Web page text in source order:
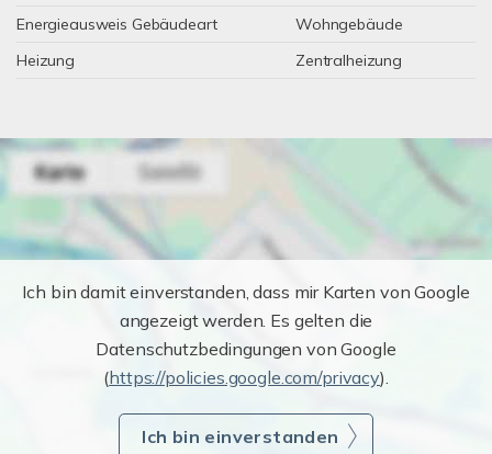
Energieausweis Gebäudeart
Wohngebäude
Heizung
Zentralheizung
Ich bin damit einverstanden, dass mir Karten von Google
angezeigt werden. Es gelten die
Datenschutzbedingungen von Google
(https://policies.google.com/privacy).
Ich bin einverstanden